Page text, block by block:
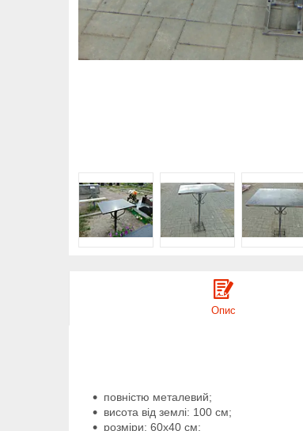
Опис
повністю металевий;
висота від землі: 100 см;
розміри: 60х40 см;